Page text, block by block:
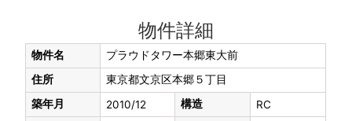
物件詳細
物件名
プラウドタワー本郷東大前
住所
東京都文京区本郷５丁目
築年月
2010/12 構造 RC